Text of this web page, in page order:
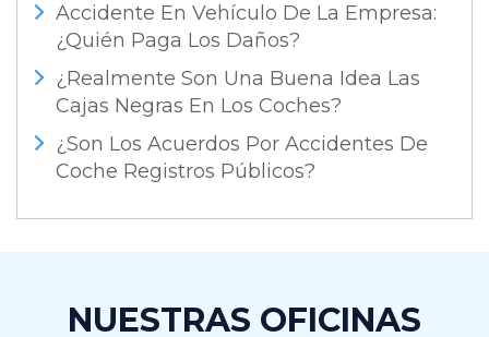
Accidente En Vehículo De La Empresa:
¿Quién Paga Los Daños?
¿Realmente Son Una Buena Idea Las
Cajas Negras En Los Coches?
¿Son Los Acuerdos Por Accidentes De
Coche Registros Públicos?
NUESTRAS OFICINAS